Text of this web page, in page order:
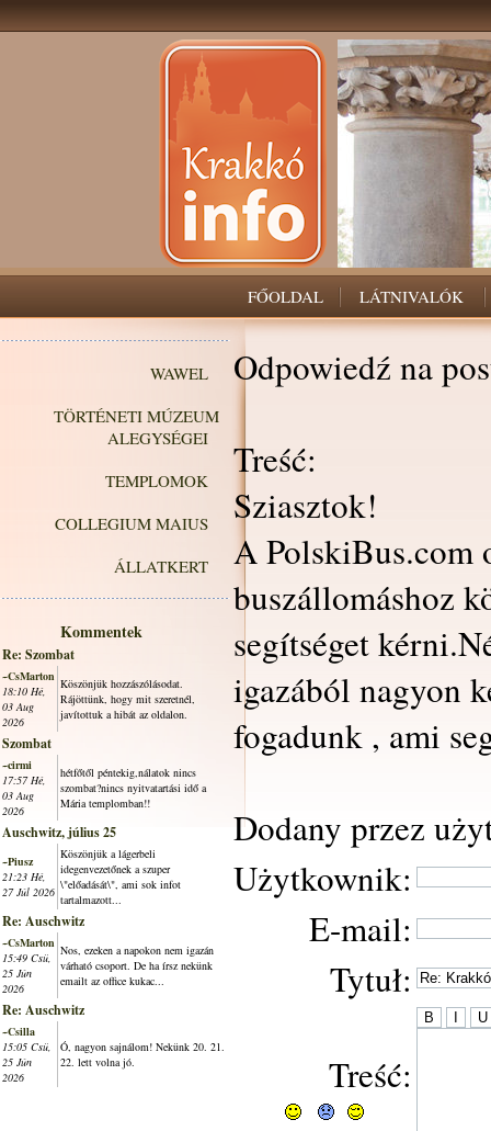
FŐOLDAL LÁTNIVALÓK
WAWEL
TÖRTÉNETI MÚZEUM
ALEGYSÉGEI
TEMPLOMOK
COLLEGIUM MAIUS
ÁLLATKERT
Kommentek
Re: Szombat
~CsMarton
18:10 Hé,
03 Aug
2026
Köszönjük hozzászólásodat.
Rájöttünk, hogy mit szeretnél,
javítottuk a hibát az oldalon.
Szombat
~cirmi
17:57 Hé,
03 Aug
2026
hétfőtől péntekig,nálatok nincs
szombat?nincs nyitvatartási idő a
Mária templomban!!
Auschwitz, július 25
~Piusz
21:23 Hé,
27 Júl 2026
Köszönjük a lágerbeli
idegenvezetőnek a szuper
\"előadását\", ami sok infot
tartalmazott...
Re: Auschwitz
~CsMarton
15:49 Csü,
25 Jún
2026
Nos, ezeken a napokon nem igazán
várható csoport. De ha írsz nekünk
emailt az office kukac...
Re: Auschwitz
~Csilla
15:05 Csü,
25 Jún
2026
Ó, nagyon sajnálom! Nekünk 20. 21.
22. lett volna jó.
Odpowiedź na
Treść:
Sziasztok!
A PolskiBus.com
buszállomáshoz
segítséget
igazából nagyon
fogadunk , ami
Dodany przez
Użytkownik:
E-mail:
Tytuł:
Treść: